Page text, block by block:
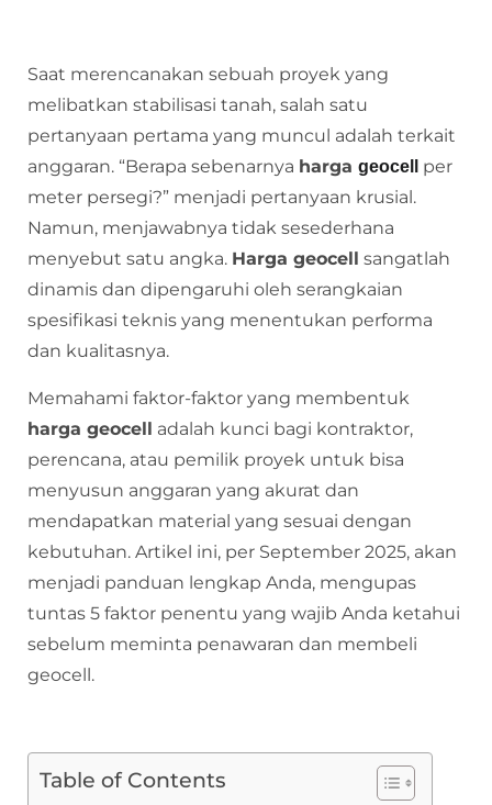
Saat merencanakan sebuah proyek yang
melibatkan stabilisasi tanah, salah satu
pertanyaan pertama yang muncul adalah terkait
anggaran. “Berapa sebenarnya harga geocell
per
meter persegi?” menjadi pertanyaan krusial.
Namun, menjawabnya tidak sesederhana
menyebut satu angka. Harga geocell
sangatlah
dinamis dan dipengaruhi oleh serangkaian
spesifikasi teknis yang menentukan performa
dan kualitasnya.
Memahami faktor-faktor yang membentuk
harga geocell adalah kunci bagi kontraktor,
perencana, atau pemilik proyek untuk bisa
menyusun anggaran yang akurat dan
mendapatkan material yang sesuai dengan
kebutuhan. Artikel ini, per September 2025, akan
menjadi panduan lengkap Anda, mengupas
tuntas 5 faktor penentu yang wajib Anda ketahui
sebelum meminta penawaran dan membeli
geocell.
Table of Contents